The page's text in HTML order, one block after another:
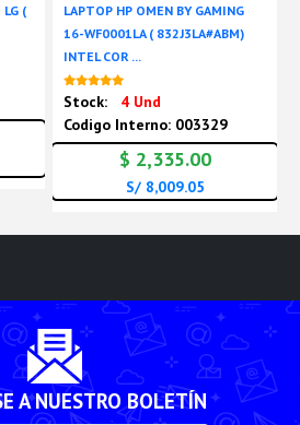
LG (
LAPTOP HP OMEN BY GAMING
16-WF0001LA ( 832J3LA#ABM)
INTEL COR ...
Stock:
4 Und
Codigo Interno: 003329
$ 2,335.00
S/ 8,009.05
A NUESTRO BOLETÍN